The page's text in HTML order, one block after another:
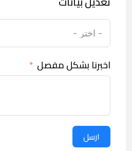
اخبرنا بشكل مفصل
ارسل